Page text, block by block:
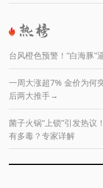
台风橙色预警！“白海豚”
一周大涨超7% 金价为何
后两大推手→
菌子火锅“上锁”引发热议
有多毒？专家详解